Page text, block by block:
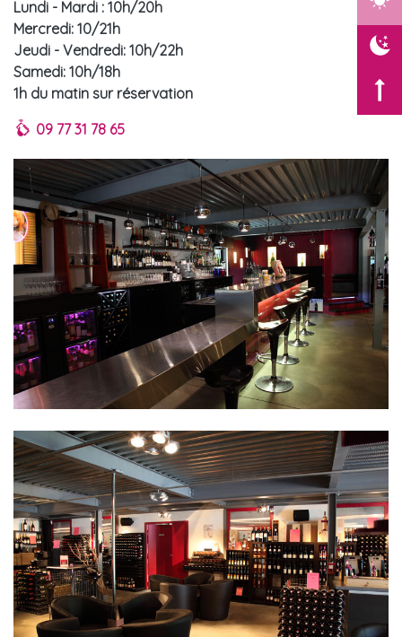
Lundi - Mardi : 10h/20h
Mercredi: 10/21h
Jeudi - Vendredi: 10h/22h
Samedi: 10h/18h
1h du matin sur réservation
09 77 31 78 65